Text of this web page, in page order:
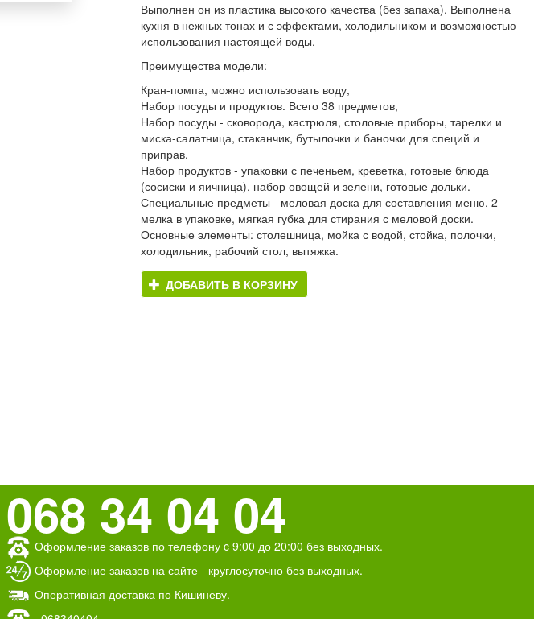
Выполнен он из пластика высокого качества (без запаха). Выполнена
кухня в нежных тонах и с эффектами, холодильником и возможностью
использования настоящей воды.
Преимущества модели:
Кран-помпа, можно использовать воду,
Набор посуды и продуктов. Всего 38 предметов,
Набор посуды - сковорода, кастрюля, столовые приборы, тарелки и
миска-салатница, стаканчик, бутылочки и баночки для специй и
приправ.
Набор продуктов - упаковки с печеньем, креветка, готовые блюда
(сосиски и яичница), набор овощей и зелени, готовые дольки.
Специальные предметы - меловая доска для составления меню, 2
мелка в упаковке, мягкая губка для стирания с меловой доски.
Основные элементы: столешница, мойка с водой, стойка, полочки,
холодильник, рабочий стол, вытяжка.
ДОБАВИТЬ В КОРЗИНУ
068 34 04 04
Оформление заказов по телефону c 9:00 до 20:00 без выходных.
Оформление заказов на сайте - круглосуточно без выходных.
Оперативная доставка по Кишиневу.